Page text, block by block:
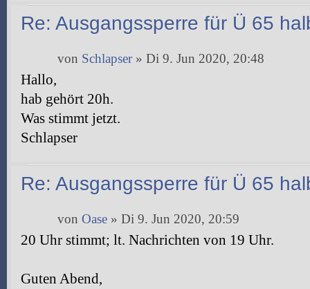
Re: Ausgangssperre für Ü 65
von Schlapser» Di 9. Jun 2020, 20:48
Hallo,
hab gehört 20h.
Was stimmt jetzt.
Schlapser
Re: Ausgangssperre für Ü 65
von Oase » Di 9. Jun 2020, 20:59
20 Uhr stimmt; lt. Nachrichten von 19 Uhr.
Guten Abend,